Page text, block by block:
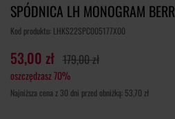
SPÓDNICA LH MONOGRAM
Kod produktu: LHKS22SPC005177X00
53,00 zł 179,00 zł
oszczędzasz 70%
Najniższa cena z 30 dni przed obniżką: 53,70 zł